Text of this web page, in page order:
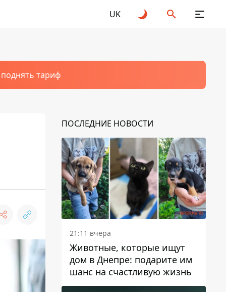
UK
тариф
ПОСЛЕДНИЕ НОВОСТИ
21:11 вчера
Животные, которые ищут
дом в Днепре: подарите им
шанс на счастливую жизнь